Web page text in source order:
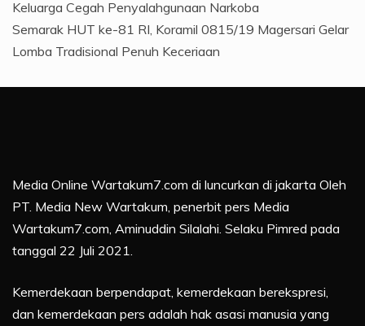
Keluarga Cegah Penyalahgunaan Narkoba
Semarak HUT ke-81 RI, Koramil 0815/19 Magersari Gelar
Lomba Tradisional Penuh Keceriaan
Media Online Wartakum7.com di luncurkan di jakarta Oleh
PT. Media New Wartakum, penerbit pers Media
Wartakum7.com, Aminuddin Silalahi. Selaku Pimred pada
tanggal 22 Juli 2021.
Kemerdekaan berpendapat, kemerdekaan berekspresi,
dan kemerdekaan pers adalah hak asasi manusia yang